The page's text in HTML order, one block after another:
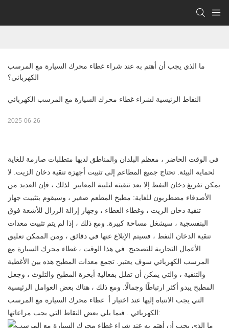
ما الذي يجب أن أهتم به عند شراء غطاء محرك السيارة مع المرسب
الكهربائي؟
النقاط الرئيسية لشراء غطاء محرك السيارة مع المرسب الكهربائي
2025-06-26
في الوقت الحاضر ، معظم البلدان والمناطق لديها متطلبات صارمة للغاية
لحماية البيئة. تحتاج جميع المطاعم إلى تثبيت أجهزة تنقية دخان الزيت. لا
يمكن تفريغ دخان النفط إلا بعد تنقيته لتلبية المعايير. لذلك ، فإن العديد من
الأصدقاء مضطربون للغاية: مطبخ المطعم صغير ، وسيقوم بتثبيت جهاز
تنقية دخان الزيت ، وغطاء الغطاء ، وجهاز إزالة الرزال للأشعة فوق
البنفسجية ، سيشغل مساحة كبيرة. ومع ذلك ، إذا لم يتم تثبيت معدات
تنقية الدخان النفط ، فسيتم الإبلاغ عنها في دقائق ، ومن الممكن تعليق
الأعمال التجارية للتصحيح. في هذا الوقت ، غطاء محرك السيارة مع
المرسب الكهربائي سوف يعتبر. تجمع معدات المطبخ هذه بين الأغطية
والتنقية ، والتي يمكن أن تقلل بفعالية أبخرة المطبخ والتلوث ، وجعل
المطبخ يبدو أكثر ارتباطًا وجمالًا. ومع ذلك ، هناك بعض العوامل الرئيسية
التي يجب الانتباه إليها عند اختيار أ غطاء محرك السيارة مع المرسب
الكهربائي. فيما يلي بعض النقاط التي يجب مراعاتها: